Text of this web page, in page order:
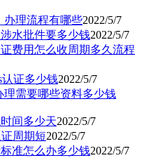
办理流程有哪些2022/5/7
水批件要多少钱2022/5/7
费用怎么收周期多久流程
认证多少钱2022/5/7
理需要哪些资料多少钱
间多少天2022/5/7
周期短2022/5/7
准怎么办多少钱2022/5/7